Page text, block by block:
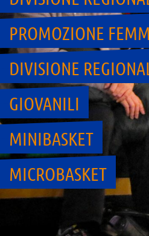
PROMOZIONE
DIVISIONE
GIOVANILI
MINIBASKET
MICROBASKET